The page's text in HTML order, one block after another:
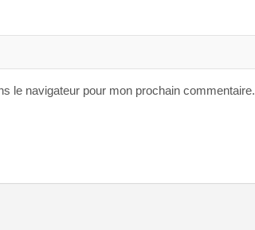
le navigateur pour mon prochain commentaire.